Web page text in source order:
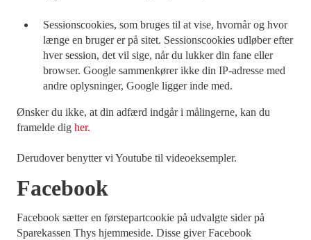
Sessionscookies, som bruges til at vise, hvornår og hvor
længe en bruger er på sitet. Sessionscookies udløber efter
hver session, det vil sige, når du lukker din fane eller
browser. Google sammenkører ikke din IP-adresse med
andre oplysninger, Google ligger inde med.
Ønsker du ikke, at din adfærd indgår i målingerne, kan du
framelde dig her.
Derudover benytter vi Youtube til videoeksempler.
Facebook
Facebook sætter en førstepartcookie på udvalgte sider på
Sparekassen Thys hjemmeside. Disse giver Facebook